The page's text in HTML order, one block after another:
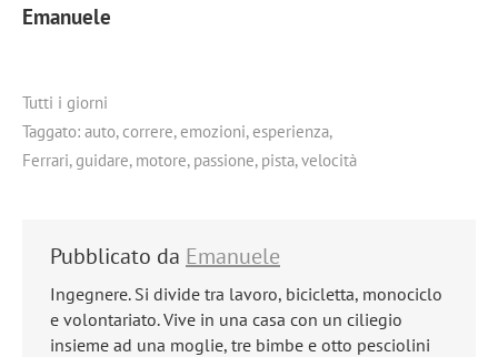
Emanuele
Tutti i giorni
Taggato: auto,correre,emozioni,esperienza,
Ferrari,guidare, motore, passione, pista,velocità
Pubblicato da Emanuele
Ingegnere. Si divide tra lavoro, bicicletta, monociclo
e volontariato. Vive in una casa con un ciliegio
insieme ad una moglie, tre bimbe e otto pesciolini